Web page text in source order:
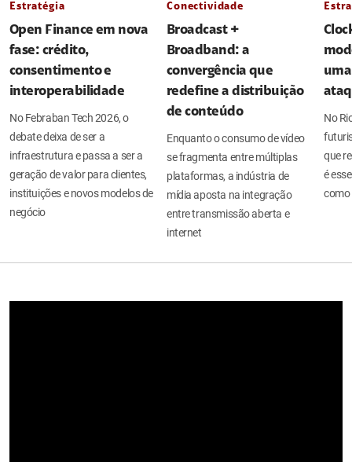
Estratégia
Open Finance em nova
fase: crédito,
consentimento e
interoperabilidade
No Febraban Tech 2026, o
debate deixa de ser a
infraestrutura e passa a ser a
geração de valor para clientes,
instituições e novos modelos de
negócio
Conectividade
Broadcast +
Broadband: a
convergência que
redefine a distribuição
de conteúdo
Enquanto o consumo de vídeo
se fragmenta entre múltiplas
plataformas, a indústria de
mídia aposta na integração
entre transmissão aberta e
internet
No
que
é
como